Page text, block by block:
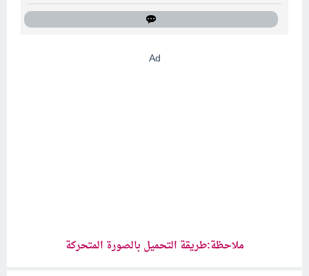
Ad
ملاحظة:طريقة التحميل بالصورة المتحركة